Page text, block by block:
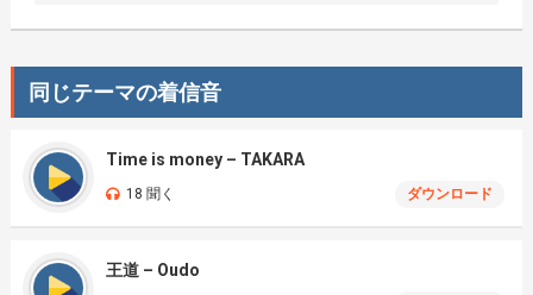
同じテーマの着信音
Time is money – TAKARA
18 聞く ダウンロード
王道 – Oudo